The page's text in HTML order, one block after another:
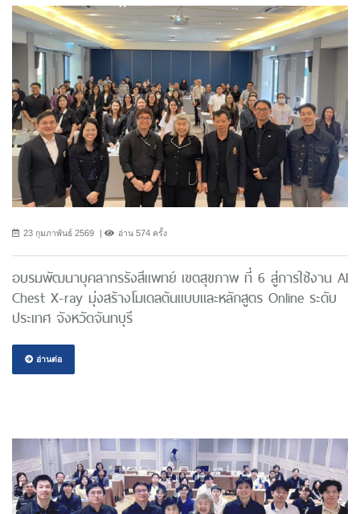
23 กุมภาพันธ์ 2569 อ่าน 574 ครั้ง
อบรมพัฒนาบุคลากรรังสีแพทย์ เขตสุขภาพ ที่ 6 สู่การใช้งาน AI
Chest X-ray มุ่งสร้างโมเดลต้นแบบและหลักสูตร Online ระดับ
ประเทศ จังหวัดจันทบุรี
อ่านต่อ